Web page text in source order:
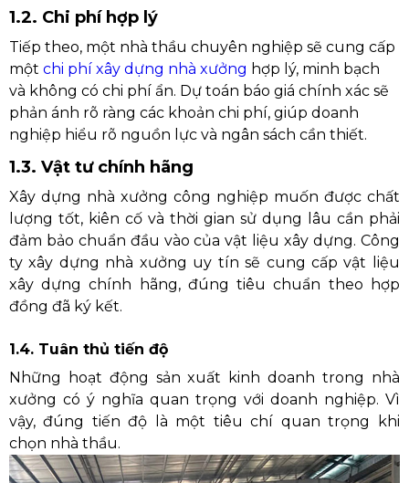
1.2. Chi phí hợp lý
Tiếp theo, một nhà thầu chuyên nghiệp sẽ cung cấp
một chi phí xây dựng nhà xưởng hợp lý, minh bạch
và không có chi phí ẩn. Dự toán báo giá chính xác sẽ
phản ánh rõ ràng các khoản chi phí, giúp doanh
nghiệp hiểu rõ nguồn lực và ngân sách cần thiết.
1.3. Vật tư chính hãng
Xây dựng nhà xưởng công nghiệp muốn được chất
lượng tốt, kiên cố và thời gian sử dụng lâu cần phải
đảm bảo chuẩn đầu vào của vật liệu xâydựng. Công
ty xây dựng nhà xưởng uy tín sẽ cung cấp vật liệu
xây dựng chính hãng, đúng tiêu chuẩn theo hợp
đồng đã ký kết.
1.4. Tuân thủ tiến độ
Những hoạt động sản xuất kinh doanh trong nhà
xưởng có ý nghĩa quan trọng với doanh nghiệp. Vì
vậy, đúng tiến độ là một tiêu chí quan trọng khi
chọn nhà thầu.